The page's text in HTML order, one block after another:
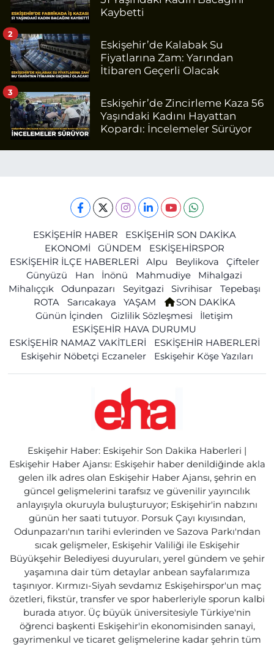
Kaybetti
Eskişehir’de Kalabak Su
Fiyatlarına Zam: Yarından
İtibaren Geçerli Olacak
2
Eskişehir’de Zincirleme Kaza 56
Yaşındaki Kadını Hayattan
Kopardı: İncelemeler Sürüyor
3
ESKİŞEHİR HABER
ESKİŞEHİR SON DAKİKA
EKONOMİ
GÜNDEM
ESKİŞEHİRSPOR
ESKİŞEHİR İLÇE HABERLERİ
Alpu Beylikova
Çifteler
Günyüzü
Han İnönü Mahmudiye
Mihalgazi
Mihalıççık
Odunpazarı Seyitgazi Sivrihisar
Tepebaşı
ROTA
Sarıcakaya YAŞAM
SON DAKİKA
Günün İçinden
Gizlilik Sözleşmesi
İletişim
ESKİŞEHİR HAVA DURUMU
ESKİŞEHİR NAMAZ VAKİTLERİ
ESKİŞEHİR HABERLERİ
Eskişehir Nöbetçi Eczaneler
Eskişehir Köşe Yazıları
Eskişehir Haber: Eskişehir Son Dakika Haberleri |
Eskişehir Haber Ajansı: Eskişehir haber denildiğinde akla
gelen ilk adres olan Eskişehir Haber Ajansı, şehrin en
güncel gelişmelerini tarafsız ve güvenilir yayıncılık
anlayışıyla okuruyla buluşturuyor; Eskişehir'in nabzını
günün her saati tutuyor. Porsuk Çayı kıyısından,
Odunpazarı'nın tarihi evlerinden ve Sazova Parkı'ndan
sıcak gelişmeler, Eskişehir Valiliği ile Eskişehir
Büyükşehir Belediyesi duyuruları, yerel gündem ve şehir
yaşamına dair tüm detaylar anbean sayfalarımıza
taşınıyor. Kırmızı-Siyah sevdamız Eskişehirspor'un maç
özetleri, fikstür, transfer ve spor haberleriyle sporun kalbi
burada atıyor. Üç büyük üniversitesiyle Türkiye'nin
öğrenci başkenti Eskişehir'in ekonomisinden sanayi,
gayrimenkul ve ticaret gelişmelerine kadar şehrin tüm